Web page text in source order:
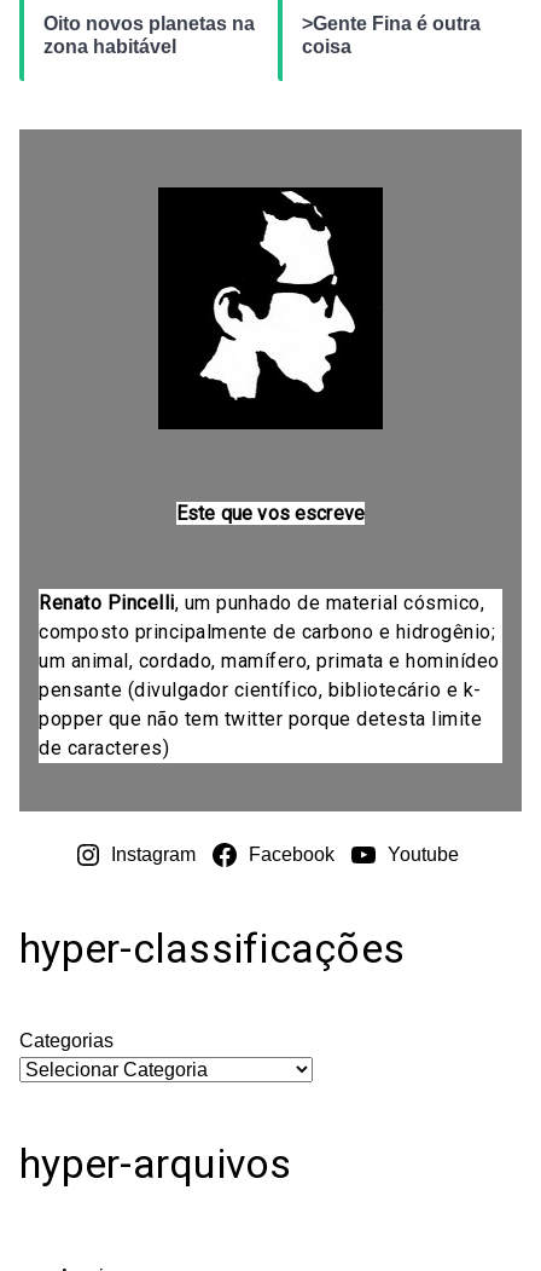
Oito novos planetas na
zona habitável
>Gente Fina é outra
coisa
Este que vos escreve
Renato Pincelli, um punhado de material cósmico,
composto principalmente de carbono e hidrogênio;
um animal, cordado, mamífero, primata e hominídeo
pensante (divulgador científico, bibliotecário e k-
popper que não tem twitter porque detesta limite
de caracteres)
Instagram Facebook Youtube
hyper-classificações
Categorias
hyper-arquivos